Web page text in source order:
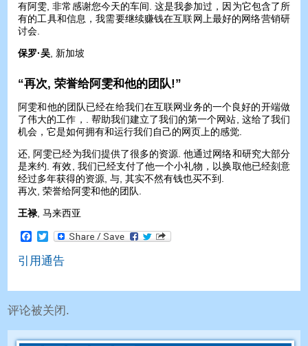
有阿雯, 非常感谢您今天的车间. 这是我参加过，因为它包含了所
有的工具和信息，我需要继续赚钱在互联网上最好的网络营销研
讨会.
保罗·吴, 新加坡
“再次, 荣誉给阿雯和他的团队!”
阿雯和他的团队已经在给我们在互联网业务的一个良好的开端做
了伟大的工作，. 帮助我们建立了我们的第一个网站, 这给了我们
机会，它是如何拥有和运行我们自己的网页上的感觉.
还, 阿雯已经为我们提供了很多的资源. 他通过网络和研究大部分
是来约. 有效, 我们已经支付了他一个小礼物，以换取他已经刻意
经过多年获得的资源, 与, 其实不然有钱也买不到.
再次, 荣誉给阿雯和他的团队.
王禄, 马来西亚
Facebook
Twitter
引用通告
评论被关闭.